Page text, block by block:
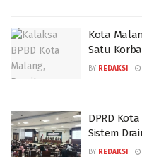
Kota
Satu
BY REDAKSI
DPRD
Sistem
BY REDAKSI